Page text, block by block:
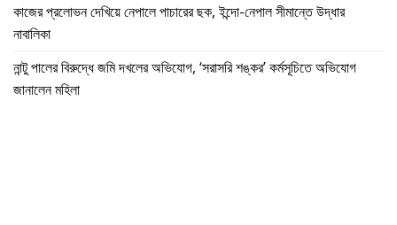
কাজের প্রলোভন দেখিয়ে নেপালে পাচারের ছক, ইন্দো-নেপাল সীমান্তে উদ্ধার
নাবালিকা
নান্টু পালের বিরুদ্ধে জমি দখলের অভিযোগ, ‘সরাসরি শঙ্কর’ কর্মসূচিতে অভিযোগ
জানালেন মহিলা